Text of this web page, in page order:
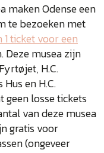
maken Odense een
te bezoeken met
1 ticket voor een
Deze musea zijn
H.C.
en H.C.
geen losse tickets
van deze musea
gratis voor
(ongeveer